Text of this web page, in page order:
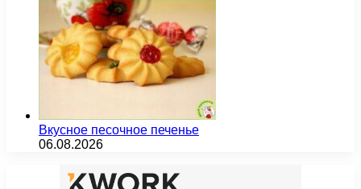
Вкусное песочное печенье
06.08.2026